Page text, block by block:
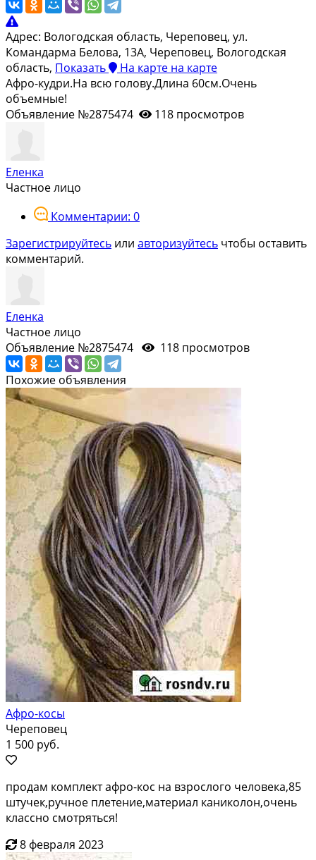
Адрес: Вологодская область, Череповец, ул.
Командарма Белова, 13А, Череповец, Вологодская
область, Показать На карте на карте
Афро-кудри.На всю голову.Длина 60см.Очень
объемные!
Объявление №2875474
118 просмотров
Еленка
Частное лицо
Комментарии: 0
Зарегистрируйтесь или авторизуйтесь чтобы оставить
комментарий.
Еленка
Частное лицо
Объявление №2875474
118 просмотров
Похожие объявления
Афро-косы
Череповец
1 500 руб.
продам комплект афро-кос на взрослого человека,85
штучек,ручное плетение,материал каниколон,очень
классно смотряться!
8 февраля 2023